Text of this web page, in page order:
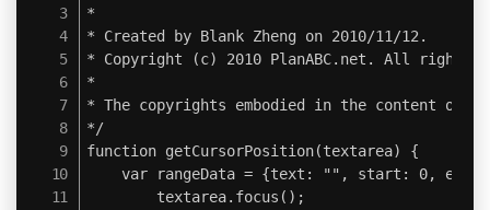
*
* Created by Blank Zheng on 2010/11/12.
* Copyright (c) 2010 PlanABC.net. All rights
*
* The copyrights embodied in the content of
*/
function getCursorPosition(textarea) {
var rangeData = {text: "", start: 0, end:
        textarea.focus();